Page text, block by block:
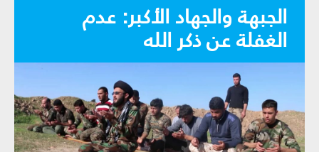
الجبهة والجهاد الأكبر: عدم
الغفلة عن ذكر الله‏